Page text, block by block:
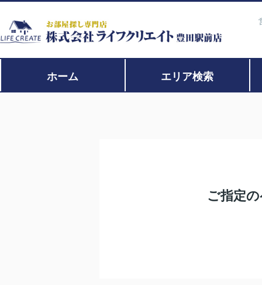
ホーム エリア検索
ご指定